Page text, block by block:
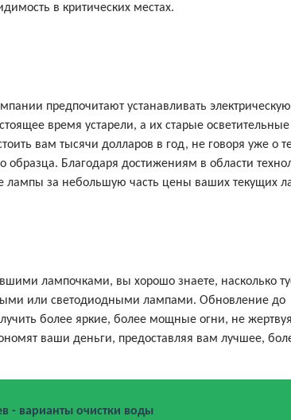
в критических местах.
предпочитают устанавливать электрическую
время устарели, а их старые
вам тысячи долларов в год, не говоря уже о
Благодаря достижениям в области
лампы за небольшую часть цены ваших текущих
лампочками, вы хорошо знаете, насколько
или светодиодными лампами. Обновление до
более яркие, более мощные огни, не
ваши деньги, предоставляя вам лучшее,
- варианты очистки воды